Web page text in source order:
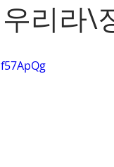
리라\